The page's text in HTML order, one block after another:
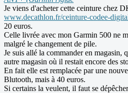
Je viens d'acheter cette ceinture chez
www.decathlon.fr/ceinture-codee-
20 euros.
Celle livrée avec mon Garmin 500 ne
malgré le changement de pile.
Je suis allé la commander en magasin,
autre magasin où il restait encore des
En fait elle est remplacée par une
Blutooth, mais à 40 euros.
Si certains la veulent, il faut se